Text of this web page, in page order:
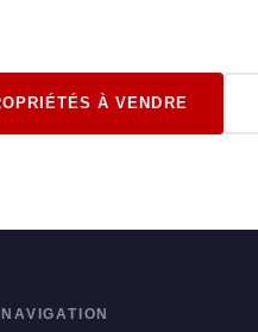
À VENDRE
NAVIGATION